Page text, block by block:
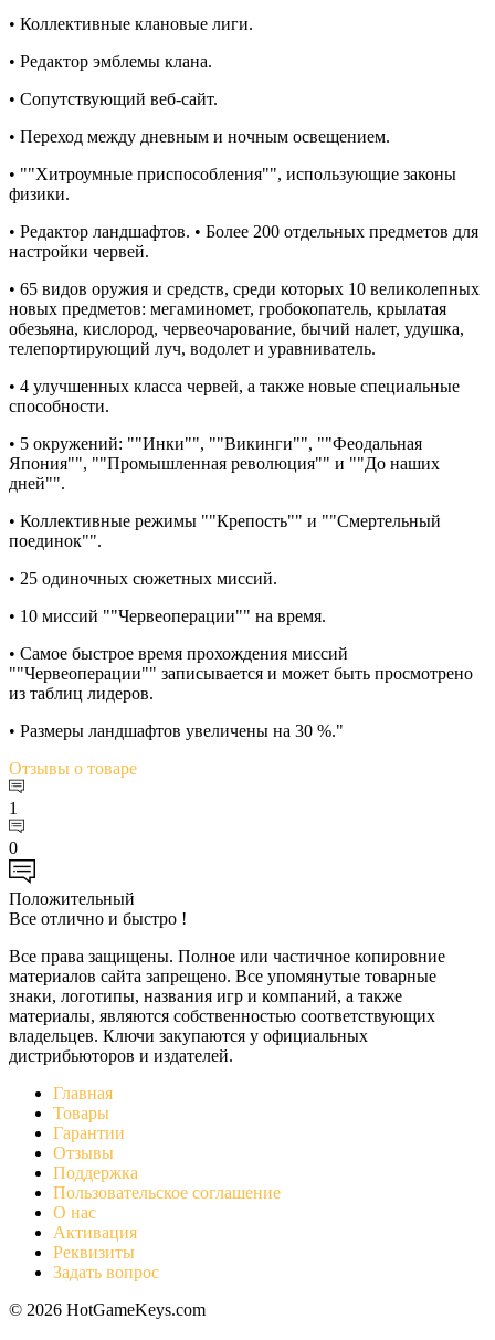
• Коллективные клановые лиги.
• Редактор эмблемы клана.
• Сопутствующий веб-сайт.
• Переход между дневным и ночным освещением.
• ""Хитроумные приспособления"", использующие законы
физики.
• Редактор ландшафтов. • Более 200 отдельных предметов для
настройки червей.
• 65 видов оружия и средств, среди которых 10 великолепных
новых предметов: мегаминомет, гробокопатель, крылатая
обезьяна, кислород, червеочарование, бычий налет, удушка,
телепортирующий луч, водолет и уравниватель.
• 4 улучшенных класса червей, а также новые специальные
способности.
• 5 окружений: ""Инки"", ""Викинги"", ""Феодальная
Япония"", ""Промышленная революция"" и ""До наших
дней"".
• Коллективные режимы ""Крепость"" и ""Смертельный
поединок"".
• 25 одиночных сюжетных миссий.
• 10 миссий ""Червеоперации"" на время.
• Самое быстрое время прохождения миссий
""Червеоперации"" записывается и может быть просмотрено
из таблиц лидеров.
• Размеры ландшафтов увеличены на 30 %."
Отзывы о товаре
1
0
Положительный
Все отлично и быстро !
Все права защищены. Полное или частичное копировние
материалов сайта запрещено. Все упомянутые товарные
знаки, логотипы, названия игр и компаний, а также
материалы, являются собственностью соответствующих
владельцев. Ключи закупаются у официальных
дистрибьюторов и издателей.
Главная
Товары
Гарантии
Отзывы
Поддержка
Пользовательское соглашение
О нас
Активация
Реквизиты
Задать вопрос
© 2026 HotGameKeys.com